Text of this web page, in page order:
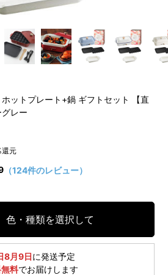
ホットプレート+鍋 ギフトセット 【直
レー
還元
（124件のレビュー）
色・種類を選択して
8月9日に発送予定
料でお届けします